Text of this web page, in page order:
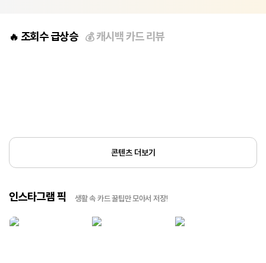
🔥 조회수 급상승 💰캐시백 카드 리뷰
콘텐츠 더보기
인스타그램 픽 생활 속 카드 꿀팁만 모아서 저장!